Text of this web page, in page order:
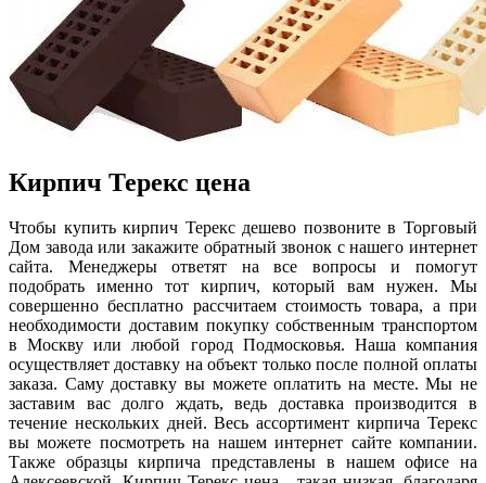
Кирпич Терекс цена
Чтобы купить кирпич Терекс дешево позвоните в Торговый
Дом завода или закажите обратный звонок с нашего интернет
сайта. Менеджеры ответят на все вопросы и помогут
подобрать именно тот кирпич, который вам нужен. Мы
совершенно бесплатно рассчитаем стоимость товара, а при
необходимости доставим покупку собственным транспортом
в Москву или любой город Подмосковья. Наша компания
осуществляет доставку на объект только после полной оплаты
заказа. Саму доставку вы можете оплатить на месте. Мы не
заставим вас долго ждать, ведь доставка производится в
течение нескольких дней. Весь ассортимент кирпича Терекс
вы можете посмотреть на нашем интернет сайте компании.
Также образцы кирпича представлены в нашем офисе на